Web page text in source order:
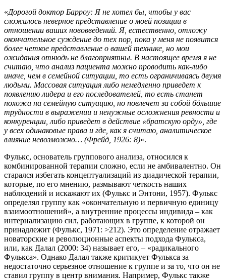
«Дорогой доктор Барроу: Я не хотел бы, чтобы у вас
сложилось неверное представление о моей позиции в
отношении ваших нововведений. Я, естественно, отложу
окончательное суждение до тех пор, пока у меня не появится
более четкое представление о вашей технике, но мои
ожидания отнюдь не благоприятны. В настоящее время я не
считаю, что анализ пациента можно проводить как-либо
иначе, чем в семейной ситуации, то есть ограничиваясь двумя
людьми. Массовая ситуация либо немедленно приведет к
появлению лидера и его последователей, то есть станет
похожа на семейную ситуацию, но повлечет за собой бóльшие
трудности в выражении и ненужные осложнения ревности и
конкуренции, либо приведет в действие «братскую орду», где
у всех одинаковые права и где, как я считаю, аналитическое
влияние невозможно… (Фрейд, 1926: 8)«.
Фулькс, основатель группового анализа, относился к
комбинированной терапии сложно, если не амбивалентно. Он
старался избегать концептуализаций из диадической терапии,
которые, по его мнению, размывают четкость наших
наблюдений и искажают их (Фулькс и Энтони, 1957). Фулькс
определял группу как «окончательную и первичную единицу
взаимоотношений», а внутренние процессы индивида – как
интернализацию сил, работающих в группе, к которой он
принадлежит (Фулькс, 1971: >212). Это определение отражает
новаторские и революционные аспекты подхода Фулькса,
или, как Далал (2000: 34) называет его, – «радикального
Фулькса». Однако Далал также критикует Фулькса за
недостаточно серьезное отношение к группе и за то, что он не
ставил группу в центр внимания. Например, Фулькс также